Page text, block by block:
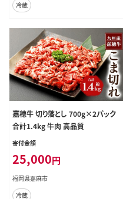
冷蔵
嘉穂牛 切り落とし 700g×2パック
合計1.4kg 牛肉 高品質
寄付金額
25,000円
福岡県嘉麻市
冷蔵